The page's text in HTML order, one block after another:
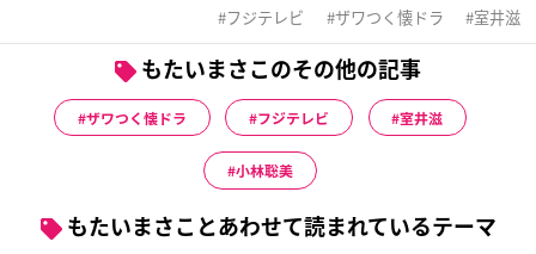
フジテレビ ザワつく懐ドラ 室井滋
もたいまさこのその他の記事
ザワつく懐ドラ フジテレビ 室井滋
小林聡美
もたいまさことあわせて読まれているテーマ